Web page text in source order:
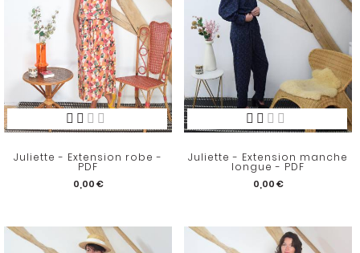
Juliette - Extension robe -
PDF
0,00 €
Juliette - Extension manche
longue - PDF
0,00 €